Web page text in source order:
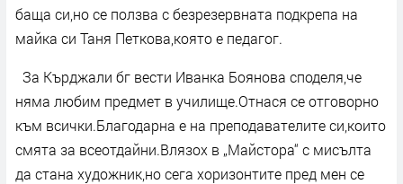
баща си,но се ползва с безрезервната подкрепа на
майка си Таня Петкова,която е педагог.
За Кърджали бг вести Иванка Боянова споделя,че
няма любим предмет в училище.Отнася се отговорно
към всички.Благодарна е на преподавателите си,които
смята за всеотдайни.Влязох в „Майстора“ с мисълта
да стана художник,но сега хоризонтите пред мен се